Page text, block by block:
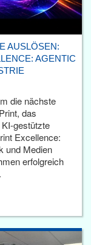
AUSLÖSEN:
AGENTIC
die nächste
das
gestützte
Excellence:
und Medien
erfolgreich